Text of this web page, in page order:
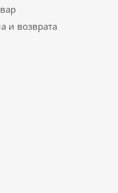
и возврата